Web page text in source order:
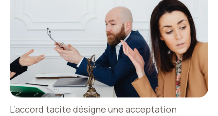
L’accord tacite désigne une acceptation